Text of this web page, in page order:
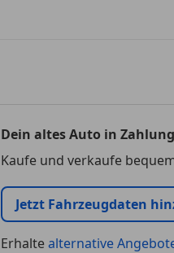
Dein altes Auto in
Kaufe und verkaufe
Jetzt Fahrzeugdaten
Erhaltealternative